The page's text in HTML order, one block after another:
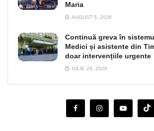
Maria
AUGUST 5, 2026
Continuă greva în
Medici și asistente din
doar intervențiile urgente
IULIE 29, 2026